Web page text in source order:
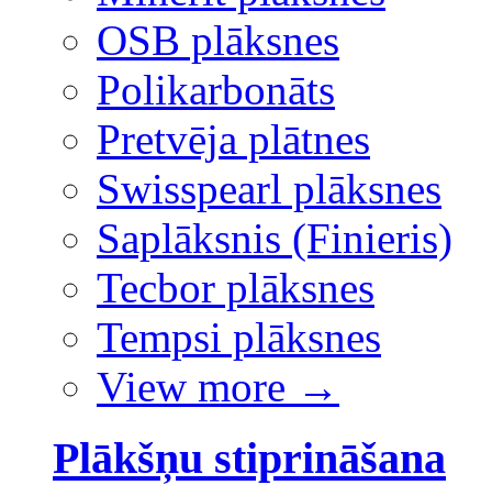
OSB plāksnes
Polikarbonāts
Pretvēja plātnes
Swisspearl plāksnes
Saplāksnis (Finieris)
Tecbor plāksnes
Tempsi plāksnes
View more →
Plākšņu stiprināšana